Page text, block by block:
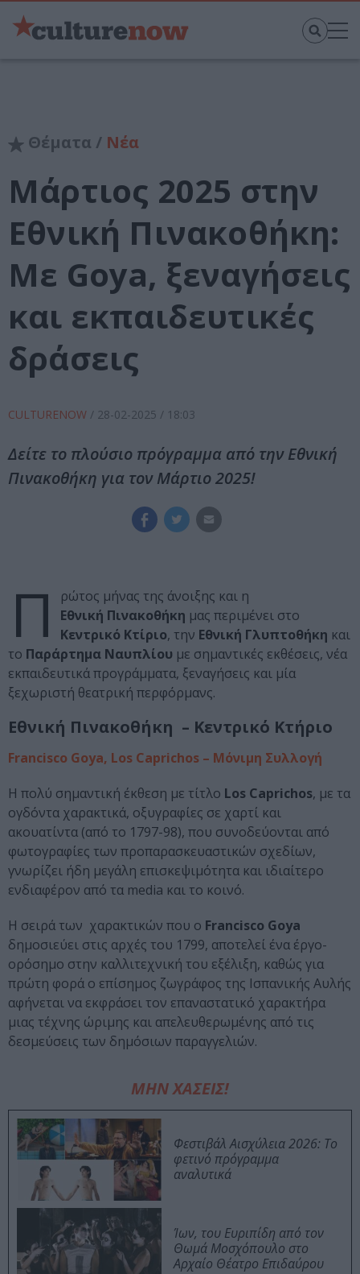
Θέματα / Νέα
Μάρτιος 2025 στην
Εθνική Πινακοθήκη:
Με Goya, ξεναγήσεις
και εκπαιδευτικές
δράσεις
CULTURENOW / 28-02-2025 / 18:03
Δείτε το πλούσιο πρόγραμμα από την Εθνική
Πινακοθήκη για τον Μάρτιο 2025!
Π
ρώτος μήνας της άνοιξης και η
Εθνική Πινακοθήκη μας περιμένει στο
Κεντρικό Κτίριο, την Εθνική Γλυπτοθήκη και
το Παράρτημα Ναυπλίου με σημαντικές εκθέσεις, νέα
εκπαιδευτικά προγράμματα, ξεναγήσεις και μία
ξεχωριστή θεατρική περφόρμανς.
Εθνική Πινακοθήκη – Κεντρικό Κτήριο
Francisco Goya, Los Caprichos – Μόνιμη Συλλογή
Η πολύ σημαντική έκθεση με τίτλο Los Caprichos, με τα
ογδόντα χαρακτικά, οξυγραφίες σε χαρτί και
ακουατίντα (από το 1797-98), που συνοδεύονται από
φωτογραφίες των προπαρασκευαστικών σχεδίων,
γνωρίζει ήδη μεγάλη επισκεψιμότητα και ιδιαίτερο
ενδιαφέρον από τα media και το κοινό.
Η σειρά των χαρακτικών που ο Francisco Goya
δημοσιεύει στις αρχές του 1799, αποτελεί ένα έργο-
ορόσημο στην καλλιτεχνική του εξέλιξη, καθώς για
πρώτη φορά ο επίσημος ζωγράφος της Ισπανικής Αυλής
αφήνεται να εκφράσει τον επαναστατικό χαρακτήρα
μιας τέχνης ώριμης και απελευθερωμένης από τις
δεσμεύσεις των δημόσιων παραγγελιών.
ΜΗΝ ΧΑΣΕΙΣ!
Φεστιβάλ Αισχύλεια 2026: Το
φετινό πρόγραμμα
αναλυτικά
Ίων, του Ευριπίδη από τον
Θωμά Μοσχόπουλο στο
Αρχαίο Θέατρο Επιδαύρου